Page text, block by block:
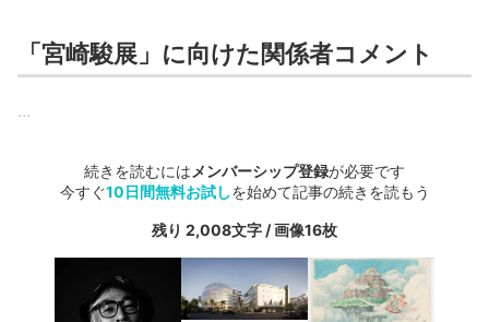
「宮崎駿展」に向けた関係者コメント
...
続きを読むには メンバーシップ登録が必要です
今すぐ10日間無料お試しを始めて記事の続きを読もう
残り 2,008文字 / 画像16枚